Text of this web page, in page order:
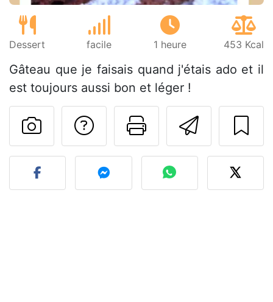
Dessert facile 1 heure 453 Kcal
Gâteau que je faisais quand j'étais ado et il
est toujours aussi bon et léger !
Imprimer
Poser une
Publier votre photo de